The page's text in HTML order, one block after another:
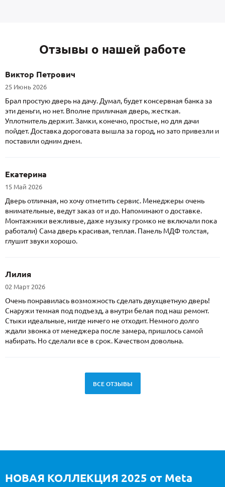
Отзывы о нашей работе
Виктор Петрович
25 Июнь 2026
Брал простую дверь на дачу. Думал, будет консервная банка за
эти деньги, но нет. Вполне приличная дверь, жесткая.
Уплотнитель держит. Замки, конечно, простые, но для дачи
пойдет. Доставка дороговата вышла за город, но зато привезли и
поставили одним днем.
Екатерина
15 Май 2026
Дверь отличная, но хочу отметить сервис. Менеджеры очень
внимательные, ведут заказ от и до. Напоминают о доставке.
Монтажники вежливые, даже музыку громко не включали пока
работали) Сама дверь красивая, теплая. Панель МДФ толстая,
глушит звуки хорошо.
Лилия
02 Март 2026
Очень понравилась возможность сделать двухцветную дверь!
Снаружи темная под подъезд, а внутри белая под наш ремонт.
Стыки идеальные, нигде ничего не отходит. Немного долго
ждали звонка от менеджера после замера, пришлось самой
набирать. Но сделали все в срок. Качеством довольна.
ВСЕ ОТЗЫВЫ
НОВАЯ КОЛЛЕКЦИЯ 2025 от Meta